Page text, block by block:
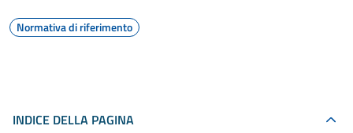
Normativa di riferimento
INDICE DELLA PAGINA